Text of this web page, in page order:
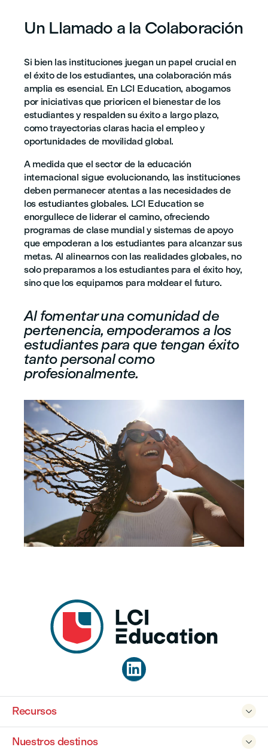
Un Llamado a la Colaboración
Si bien las instituciones juegan un papel crucial en
el éxito de los estudiantes, una colaboración más
amplia es esencial. En LCI Education, abogamos
por iniciativas que prioricen el bienestar de los
estudiantes y respalden su éxito a largo plazo,
como trayectorias claras hacia el empleo y
oportunidades de movilidad global.
A medida que el sector de la educación
internacional sigue evolucionando, las instituciones
deben permanecer atentas a las necesidades de
los estudiantes globales. LCI Education se
enorgullece de liderar el camino, ofreciendo
programas de clase mundial y sistemas de apoyo
que empoderan a los estudiantes para alcanzar sus
metas. Al alinearnos con las realidades globales, no
solo preparamos a los estudiantes para el éxito hoy,
sino que los equipamos para moldear el futuro.
Al fomentar una comunidad de
pertenencia, empoderamos a los
estudiantes para que tengan éxito
tanto personal como
profesionalmente.


Recursos

Nuestros destinos